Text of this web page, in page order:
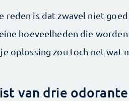
reden is dat zwavel niet
hoeveelheden die
oplossing zou toch net wat
van drie